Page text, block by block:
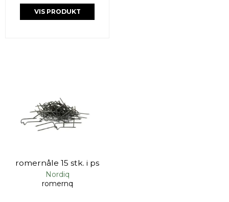
VIS PRODUKT
romernåle 15 stk. i ps
Nordiq
romernq